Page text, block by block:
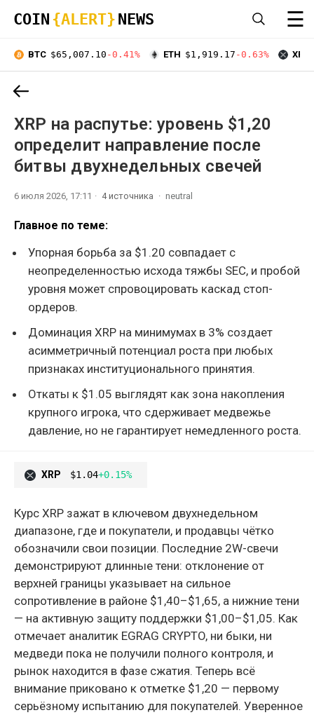
COIN {ALERT} NEWS ☰
BTC $65,007.10 -0.41% ETH $1,919.17 -0.63% XRP
XRP на распутье: уровень $1,20
определит направление после
битвы двухнедельных свечей
6 июля 2026, 17:11 4 источника neutral
Главное по теме:
Упорная борьба за $1.20 совпадает с
неопределенностью исхода тяжбы SEC, и пробой
уровня может спровоцировать каскад стоп-
ордеров.
Доминация XRP на минимумах в 3% создает
асимметричный потенциал роста при любых
признаках институционального принятия.
Откаты к $1.05 выглядят как зона накопления
крупного игрока, что сдерживает медвежье
давление, но не гарантирует немедленного роста.
XRP $1.04+0.15%
Курс XRP зажат в ключевом двухнедельном
диапазоне, где и покупатели, и продавцы чётко
обозначили свои позиции. Последние 2W-свечи
демонстрируют длинные тени: отклонение от
верхней границы указывает на сильное
сопротивление в районе $1,40–$1,65, а нижние тени
— на активную защиту поддержки $1,00–$1,05. Как
отмечает аналитик EGRAG CRYPTO, ни быки, ни
медведи пока не получили полного контроля, и
рынок находится в фазе сжатия. Теперь всё
внимание приковано к отметке $1,20 — первому
серьёзному испытанию для покупателей. Уверенное